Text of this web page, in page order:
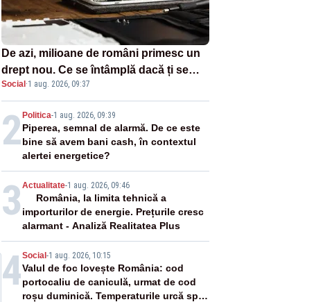
De azi, milioane de români primesc un
drept nou. Ce se întâmplă dacă ți se
strică un produs
Social·1 aug. 2026, 09:37
2Politica-1 aug. 2026, 09:39
Piperea, semnal de alarmă. De ce este
bine să avem bani cash, în contextul
alertei energetice?
3 Actualitate-1 aug. 2026, 09:46
România, la limita tehnică a
importurilor de energie. Prețurile cresc
alarmant - Analiză Realitatea Plus
4Social-1 aug. 2026, 10:15
Valul de foc lovește România: cod
portocaliu de caniculă, urmat de cod
roșu duminică. Temperaturile urcă spre